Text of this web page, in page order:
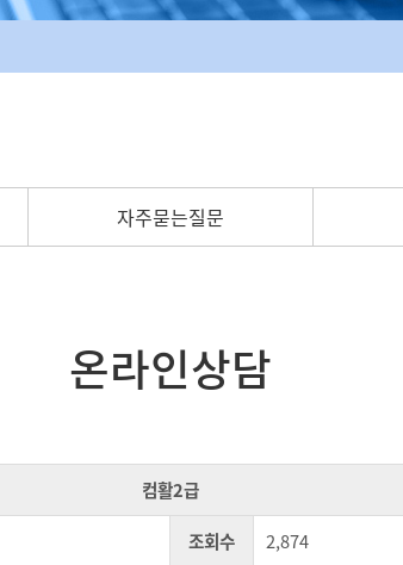
자주묻는질문
온라인상담
컴활2급
조회수
2,874